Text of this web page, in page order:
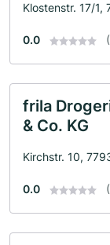
Klostenstr. 17/1,
0.0
frila
& Co. KG
Kirchstr. 10,
0.0